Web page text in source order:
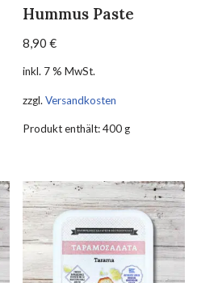
Hummus Paste
8,90€
inkl. 7 % MwSt.
zzgl.Versandkosten
Produkt enthält: 400 g